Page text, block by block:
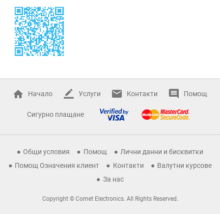
Начало Услуги Контакти Помощ
Сигурно плащане
Общи условия Помощ
Лични данни и бисквитки
Помощ Означения клиент
Контакти
Валутни курсове
За нас
Copyright © Comet Electronics. All Rights Reserved.